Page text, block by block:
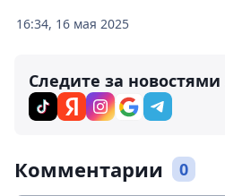
16:34, 16 мая 2025
Следите за новостями
Комментарии 0